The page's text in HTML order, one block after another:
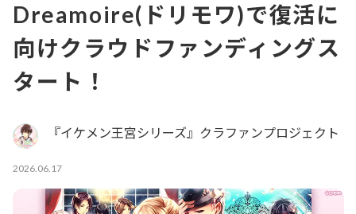
Dreamoire(ドリモワ)で復活に
向けクラウドファンディングス
タート！
『イケメン王宮シリーズ』クラファンプロジェクト
2026.06.17